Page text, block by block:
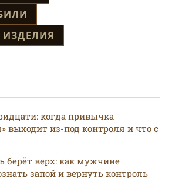
когда привычка
выходит из-под контроля и что с
берёт верх: как мужчине
запой и вернуть контроль